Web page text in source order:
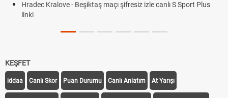
Hradec Kralove - Beşiktaş maçı şifresiz izle canlı S Sport Plus
linki
KEŞFET
iddaa Canlı Skor Puan Durumu Canlı Anlatım At Yarışı